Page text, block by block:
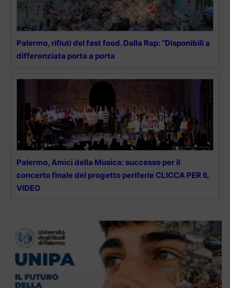
Palermo, rifiuti del fast food. Dalla Rap: “Disponibili a
differenziata porta a porta
Palermo, Amici della Musica: successo per il
concerto finale del progetto periferie CLICCA PER IL
VIDEO